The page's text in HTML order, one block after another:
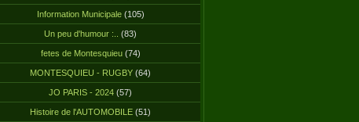
Information Municipale(105)
Un peu d'humour :.. (83)
fetes de Montesquieu(74)
MONTESQUIEU - RUGBY (64)
JO PARIS - 2024 (57)
Histoire de l'AUTOMOBILE (51)